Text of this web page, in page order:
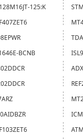
125:K
BCNB